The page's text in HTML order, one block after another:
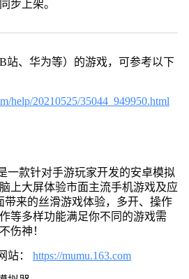
步上架。
站、华为等）的游戏，可参考以下
help/20210525/35044_949950.html
一款针对手游玩家开发的安卓模拟
上大屏体验市面主流手机游戏及应
带来的丝滑游戏体验，多开、操作
等多样功能满足你不同的游戏需
伤神！
站： https://mumu.163.com